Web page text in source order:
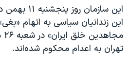
دادگاه حمید نوری
چهل سال گروگان‌گیری
قانون شفافیت دارائی کادر رهبری ایران
این سازمان
این زندانیان سیاسی به اتهام
تهران به اعدام محکوم شده‌اند.